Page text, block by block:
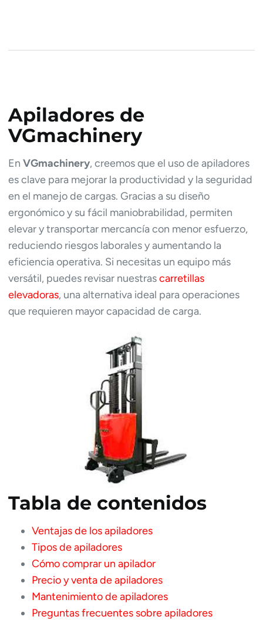
Apiladores de
VGmachinery
EnVGmachinery, creemos que el uso de apiladores
es clave para mejorar la productividad y la seguridad
en el manejo de cargas. Gracias a su diseño
ergonómico y su fácil maniobrabilidad, permiten
elevar y transportar mercancía con menor esfuerzo,
reduciendo riesgos laborales y aumentando la
eficiencia operativa. Si necesitas un equipo más
versátil, puedes revisar nuestrascarretillas
elevadoras, una alternativa ideal para operaciones
que requieren mayor capacidad de carga.
Tabla de contenidos
Ventajas de los apiladores
Tipos de apiladores
Cómo comprar un apilador
Precio y venta de apiladores
Mantenimiento de apiladores
Preguntas frecuentes sobre apiladores